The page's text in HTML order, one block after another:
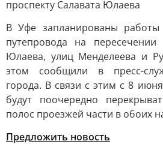
проспекту Салавата Юлаева
В Уфе запланированы работы
путепровода на пересечении
Юлаева, улиц Менделеева и
этом сообщили в пресс-
города. В связи с этим с 8
будут поочередно
полос проезжей части в обоих
Предложить новость